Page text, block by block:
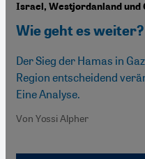
Israel, Westjordanland und
Wie geht es weiter?
Der Sieg der Hamas in
Region entscheidend
Eine Analyse.
Von Yossi Alpher